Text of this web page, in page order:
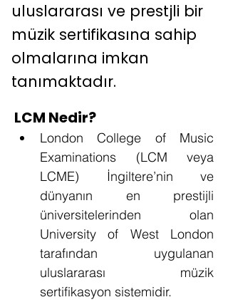
uluslararası ve prestjli bir
müzik sertifikasına sahip
olmalarına imkan
tanımaktadır.
LCM Nedir?
London College of Music
Examinations (LCM veya
LCME) İngiltere’nin ve
dünyanın en prestijli
üniversitelerinden olan
University of West London
tarafından uygulanan
uluslararası müzik
sertifikasyon sistemidir.